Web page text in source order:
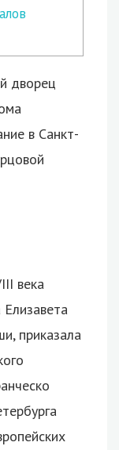
дворец
в Санкт-
века
приказала